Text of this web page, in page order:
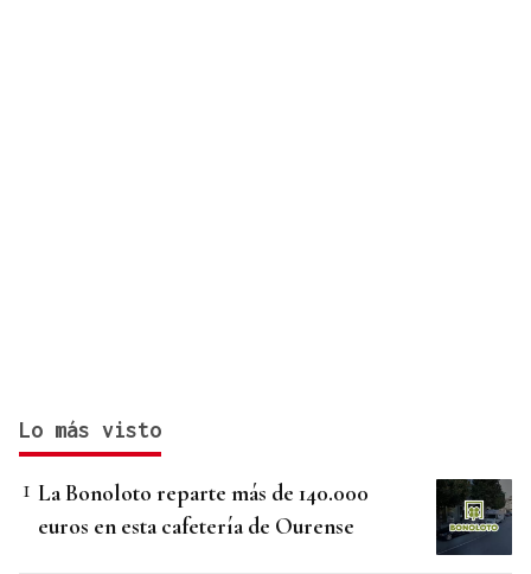
Lo más visto
La Bonoloto reparte más de 140.000
euros en esta cafetería de Ourense